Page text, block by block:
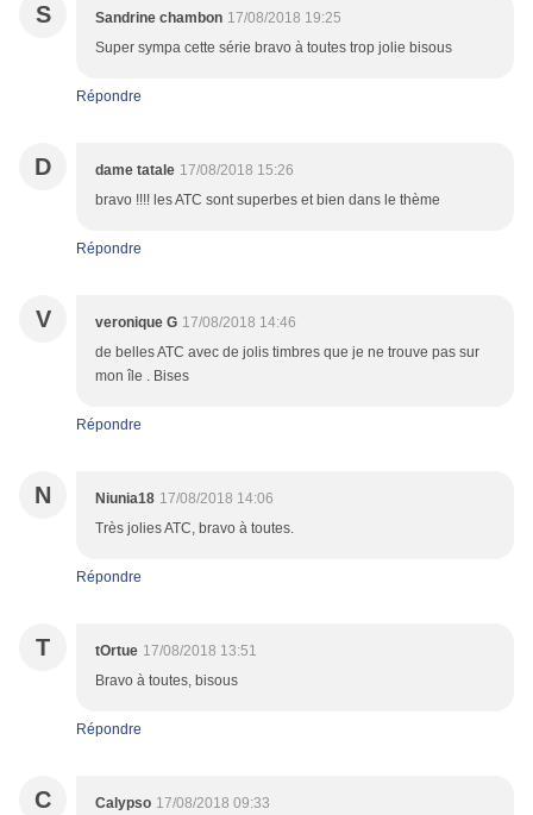
S Sandrine chambon 17/08/2018 19:25
Super sympa cette série bravo à toutes trop jolie bisous
Répondre
D dame tatale 17/08/2018 15:26
bravo !!!! les ATC sont superbes et bien dans le thème
Répondre
V veronique G 17/08/2018 14:46
de belles ATC avec de jolis timbres que je ne trouve pas sur
mon île . Bises
Répondre
N Niunia18 17/08/2018 14:06
Très jolies ATC, bravo à toutes.
Répondre
T tOrtue 17/08/2018 13:51
Bravo à toutes, bisous
Répondre
C Calypso 17/08/2018 09:33